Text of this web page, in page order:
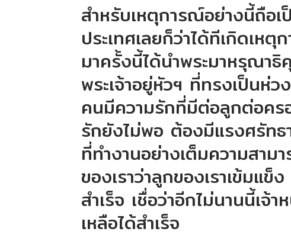
สำหรับเหตุการณ์อย่างนี้ถือ
ประเทศเลยก็ว่าได้ทีเกิดเห
มาครั้งนี้ได้นำพระมาหรุณา
พระเจ้าอยู่หัวฯ ที่ทรงเป็นห่
คนมีความรักที่มีต่อลูกต่อค
รักยังไม่พอ ต้องมีแรงศรัทธ
ที่ทำงานอย่างเต็มความสาม
ของเราว่าลูกของเราเข้มแข็
สำเร็จ เชื่อว่าอีกไม่นานนี้เจ้
เหลือได้สำเร็จ